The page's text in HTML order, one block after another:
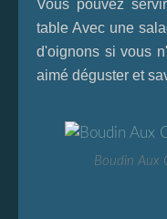
Vous pouvez
table Avec une
d'oignons si vous
aimé déguster et
Boudin Aux